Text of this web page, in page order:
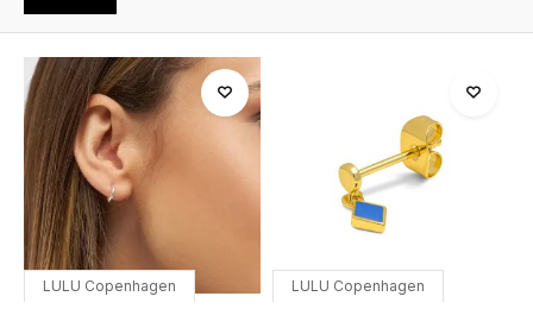
LULU Copenhagen LULU Copenhagen